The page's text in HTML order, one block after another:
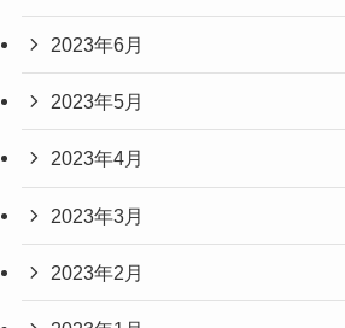
2023年6月
2023年5月
2023年4月
2023年3月
2023年2月